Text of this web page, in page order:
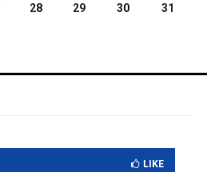
28 29 30
31
LIKE